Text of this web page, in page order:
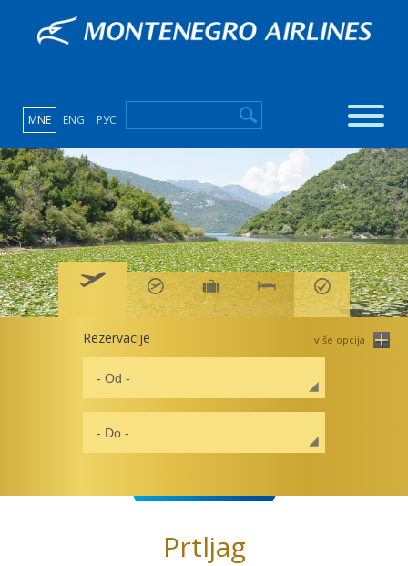
MNE ENG РУС
više opcija
Rezervacije
Prtljag